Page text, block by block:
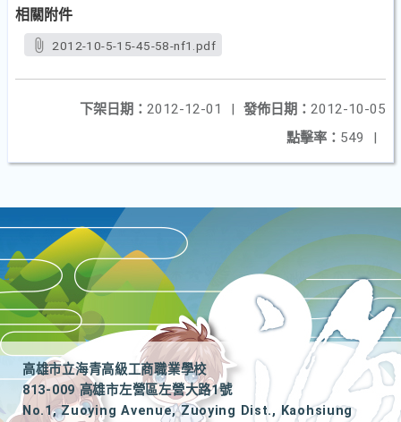
相關附件
2012-10-5-15-45-58-nf1.pdf
發佈日期： 2012-10-05
下架日期： 2012-12-01
|
點擊率： 549 |
高雄市立海青高級工商職業學校
813-009 高雄市左營區左營大路1號
No.1, Zuoying Avenue, Zuoying Dist., Kaohsiung